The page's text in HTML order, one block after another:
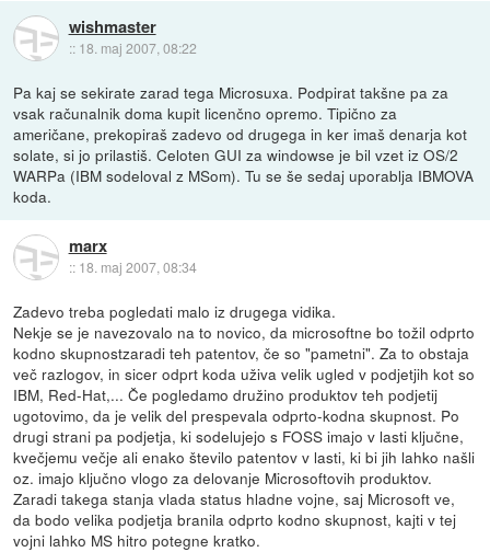
wishmaster
:: 18. maj 2007, 08:22
Pa kaj se sekirate zarad tega Microsuxa. Podpirat takšne pa za
vsak računalnik doma kupit licenčno opremo. Tipično za
američane, prekopiraš zadevo od drugega in ker imaš denarja kot
solate, si jo prilastiš. Celoten GUI za windowse je bil vzet iz OS/2
WARPa (IBM sodeloval z MSom). Tu se še sedaj uporablja IBMOVA
koda.
marx
:: 18. maj 2007, 08:34
Zadevo treba pogledati malo iz drugega vidika.
Nekje se je navezovalo na to novico, da microsoftne bo tožil odprto
kodno skupnostzaradi teh patentov, če so "pametni". Za to obstaja
več razlogov, in sicer odprt koda uživa velik ugled v podjetjih kot so
IBM, Red-Hat,... Če pogledamo družino produktov teh podjetij
ugotovimo, da je velik del prespevala odprto-kodna skupnost. Po
drugi strani pa podjetja, ki sodelujejo s FOSS imajo v lasti ključne,
kvečjemu večje ali enako število patentov v lasti, ki bi jih lahko našli
oz. imajo ključno vlogo za delovanje Microsoftovih produktov.
Zaradi takega stanja vlada status hladne vojne, saj Microsoft ve,
da bodo velika podjetja branila odprto kodno skupnost, kajti v tej
vojni lahko MS hitro potegne kratko.